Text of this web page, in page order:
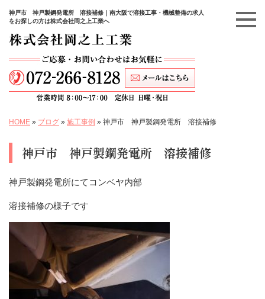
神戸市 神戸製鋼発電所 溶接補修｜南大阪で溶接工事・機械整備の求人
をお探しの方は株式会社岡之上工業へ
HOME » ブログ » 施工事例 » 神戸市 神戸製鋼発電所 溶接補修
神戸市 神戸製鋼発電所 溶接補修
神戸製鋼発電所にてコンベヤ内部
溶接補修の様子です